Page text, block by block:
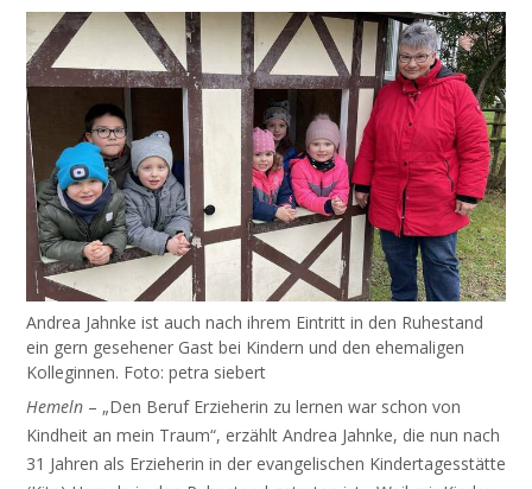
Andrea Jahnke ist auch nach ihrem Eintritt in den Ruhestand
ein gern gesehener Gast bei Kindern und den ehemaligen
Kolleginnen. Foto: petra siebert
Hemeln – „Den Beruf Erzieherin zu lernen war schon von
Kindheit an mein Traum“, erzählt Andrea Jahnke, die nun nach
31 Jahren als Erzieherin in der evangelischen Kindertagesstätte